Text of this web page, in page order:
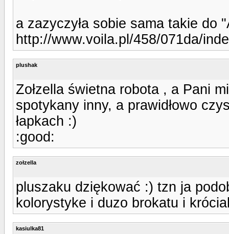
a zazyczyła sobie sama takie do
http://www.voila.pl/458/071da/
plushak
Zołzella świetna robota , a Pani
spotykany inny, a prawidłowo
łapkach :)
:good:
zołzella
pluszaku dziękować :) tzn ja
kolorystyke i duzo brokatu i
kasiulka81